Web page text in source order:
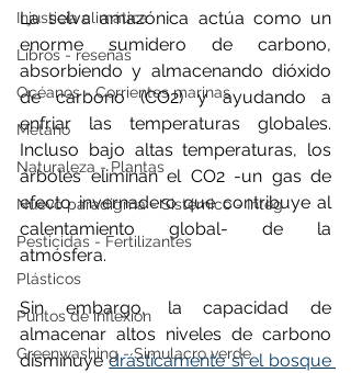
Injusticia climática
Libros - reseñas
Océanos - Corrientes marinas
Metano
Naturaleza - Plantas
Nuevo paradigma - Sistémico - Integ
Pesticidas - Fertilizantes
Plásticos
Puntos de inflexión
Greenwashing - Simulacro verde
La selva amazónica actúa como un
enorme sumidero de carbono,
absorbiendo y almacenando dióxido
de carbono (CO2) y ayudando a
enfriar las temperaturas globales.
Incluso bajo altas temperaturas, los
árboles eliminan el CO2 -un gas de
efecto invernadero que contribuye al
calentamiento global- de la
atmósfera.
Sin embargo, la capacidad de
almacenar altos niveles de carbono
disminuye drásticamente si el bosque